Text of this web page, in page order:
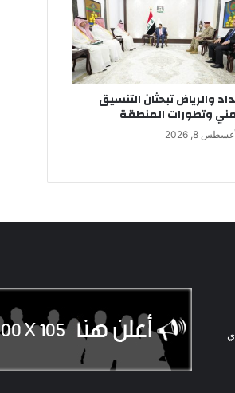
والرياض تبحثان التنسيق
وتطورات المنطقة
8, 2026